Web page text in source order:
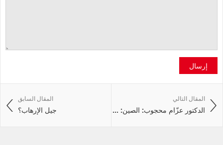
إرسال
المقال السابق
جيل الإرهاب؟
المقال التالي
الدكتور عزّام محجوب: الصين: ...